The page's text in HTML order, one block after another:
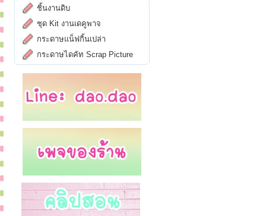
ชิ้นงานดิบ
ชุด Kit งานเดคูพาจ
กระดาษแน็ฟกิ้นเปล่า
กระดาษไดคัท Scrap Picture